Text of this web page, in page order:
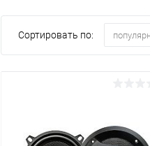
Сортировать по: